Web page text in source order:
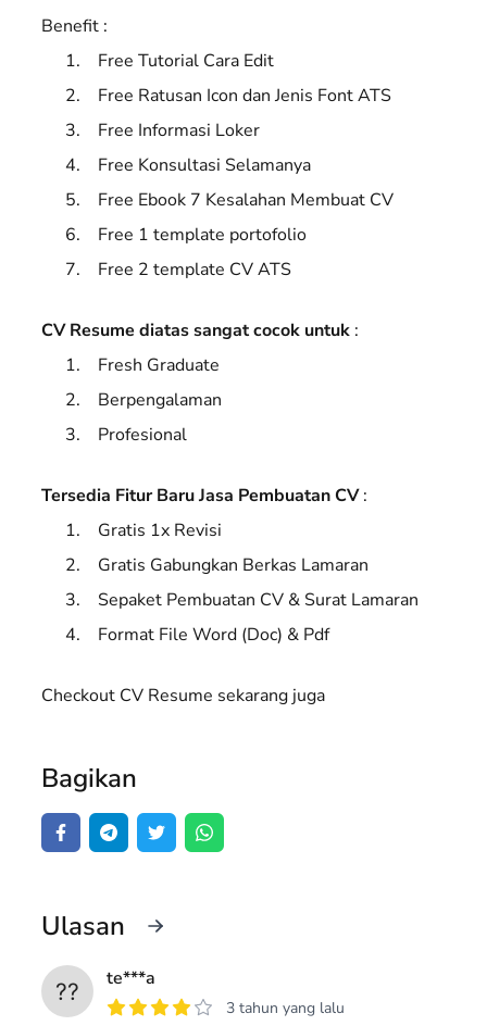
Benefit :
Free Tutorial Cara Edit
Free Ratusan Icon dan Jenis Font ATS
Free Informasi Loker
Free Konsultasi Selamanya
Free Ebook 7 Kesalahan Membuat CV
Free 1 template portofolio
Free 2 template CV ATS
CV Resume diatas sangat cocok untuk :
Fresh Graduate
Berpengalaman
Profesional
Tersedia Fitur Baru Jasa Pembuatan CV:
Gratis 1x Revisi
Gratis Gabungkan Berkas Lamaran
Sepaket Pembuatan CV & Surat Lamaran
Format File Word (Doc) & Pdf
Checkout CV Resume sekarang juga
Bagikan
Ulasan
te***a
3 tahun yang lalu